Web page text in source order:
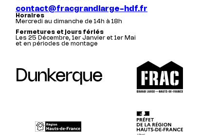
contact@fracgrandlarge-hdf.fr
Horaires
Mercredi au dimanche de 14h à 18h
Fermetures et jours fériés
Les 25 Décembre, 1er Janvier et 1er Mai
et en périodes de montage
Dunkerque